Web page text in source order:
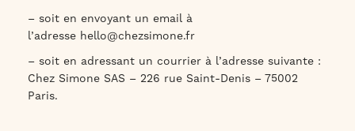
– soit en envoyant un email à
l’adresse hello@chezsimone.fr
– soit en adressant un courrier à l’adresse suivante :
Chez Simone SAS – 226 rue Saint-Denis – 75002
Paris.